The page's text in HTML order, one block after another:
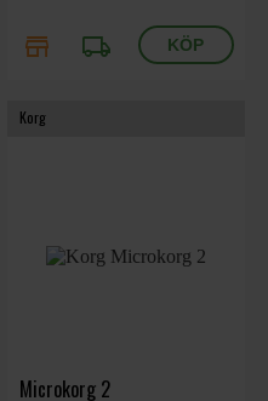
store local_shipping
Korg
Microkorg 2